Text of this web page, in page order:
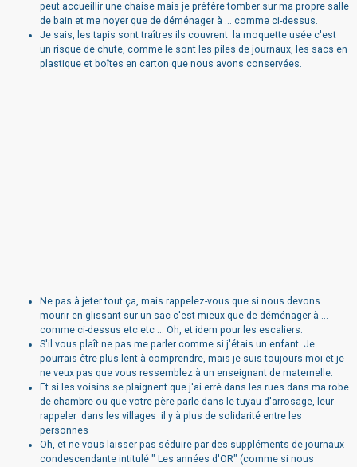
peut accueillir une chaise mais je préfère tomber sur ma propre salle
de bain et me noyer que de déménager à ... comme ci-dessus.
Je sais, les tapis sont traîtres ils couvrent la moquette usée c'est
un risque de chute, comme le sont les piles de journaux, les sacs en
plastique et boîtes en carton que nous avons conservées.
Ne pas à jeter tout ça, mais rappelez-vous que si nous devons
mourir en glissant sur un sac c'est mieux que de déménager à ...
comme ci-dessus etc etc ... Oh, et idem pour les escaliers.
S'il vous plaît ne pas me parler comme si j'étais un enfant. Je
pourrais être plus lent à comprendre, mais je suis toujours moi et je
ne veux pas que vous ressemblez à un enseignant de maternelle.
Et si les voisins se plaignent que j'ai erré dans les rues dans ma robe
de chambre ou que votre père parle dans le tuyau d'arrosage, leur
rappeler dans les villages il y à plus de solidarité entre les
personnes
Oh, et ne vous laisser pas séduire par des suppléments de journaux
condescendante intitulé " Les années d'OR" (comme si nous